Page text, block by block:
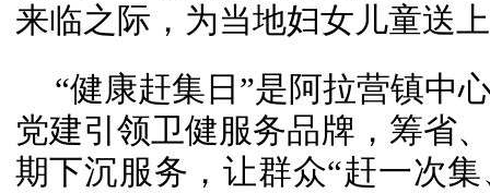
来临之际，为当地妇女儿童送
“健康赶集日”是阿拉营镇中
党建引领卫健服务品牌，筹省
期下沉服务，让群众“赶一次